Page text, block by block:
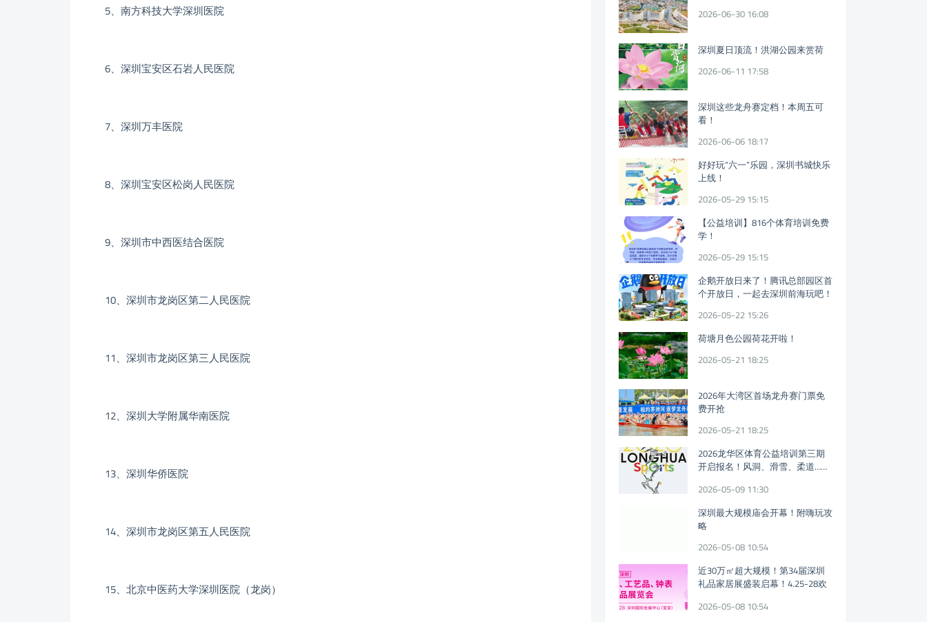
5、南方科技大学深圳医院
6、深圳宝安区石岩人民医院
7、深圳万丰医院
8、深圳宝安区松岗人民医院
9、深圳市中西医结合医院
10、深圳市龙岗区第二人民医院
11、深圳市龙岗区第三人民医院
12、深圳大学附属华南医院
13、深圳华侨医院
14、深圳市龙岗区第五人民医院
15、北京中医药大学深圳医院（龙岗）
2026-06-30 16:08
深圳夏日顶流！洪湖公园来赏荷
2026-06-11 17:58
深圳这些龙舟赛定档！本周五可
看！
2026-06-06 18:17
好好玩“六一”乐园，深圳书城快乐
上线！
2026-05-29 15:15
【公益培训】816个体育培训免费
学！
2026-05-29 15:15
企鹅开放日来了！腾讯总部园区首
个开放日，一起去深圳前海玩吧！
2026-05-22 15:26
荷塘月色公园荷花开啦！
2026-05-21 18:25
2026年大湾区首场龙舟赛门票免
费开抢
2026-05-21 18:25
2026龙华区体育公益培训第三期
开启报名！风洞、滑雪、柔道……
2026-05-09 11:30
深圳最大规模庙会开幕！附嗨玩攻
略
2026-05-08 10:54
近30万㎡超大规模！第34届深圳
礼品家居展盛装启幕！4.25-28欢
2026-05-08 10:54